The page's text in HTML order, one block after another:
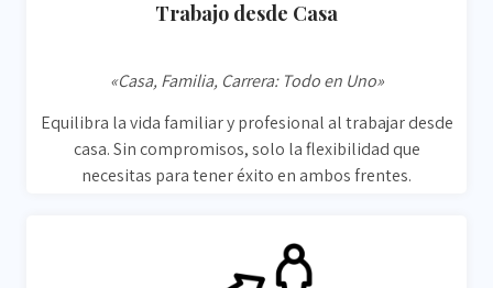
Trabajo desde Casa
«Casa, Familia, Carrera: Todo en Uno»
Equilibra la vida familiar y profesional al trabajar desde
casa. Sin compromisos, solo la flexibilidad que
necesitas para tener éxito en ambos frentes.